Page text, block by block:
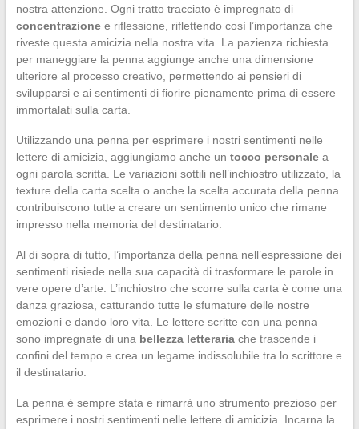
nostra attenzione. Ogni tratto tracciato è impregnato di
concentrazionee riflessione, riflettendo così l’importanza che
riveste questa amicizia nella nostra vita. La pazienza richiesta
per maneggiare la penna aggiunge anche una dimensione
ulteriore al processo creativo, permettendo ai pensieri di
svilupparsi e ai sentimenti di fiorire pienamente prima di essere
immortalati sulla carta.
Utilizzando una penna per esprimere i nostri sentimenti nelle
lettere di amicizia, aggiungiamo anche un tocco personalea
ogni parola scritta. Le variazioni sottili nell’inchiostro utilizzato, la
texture della carta scelta o anche la scelta accurata della penna
contribuiscono tutte a creare un sentimento unico che rimane
impresso nella memoria del destinatario.
Al di sopra di tutto, l’importanza della penna nell’espressione dei
sentimenti risiede nella sua capacità di trasformare le parole in
vere opere d’arte. L’inchiostro che scorre sulla carta è come una
danza graziosa, catturando tutte le sfumature delle nostre
emozioni e dando loro vita. Le lettere scritte con una penna
sono impregnate di una bellezza letterariache trascende i
confini del tempo e crea un legame indissolubile tra lo scrittore e
il destinatario.
La penna è sempre stata e rimarrà uno strumento prezioso per
esprimere i nostri sentimenti nelle lettere di amicizia. Incarna la